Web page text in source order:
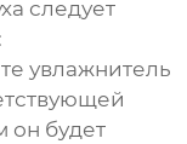
следует
увлажнитель
он будет